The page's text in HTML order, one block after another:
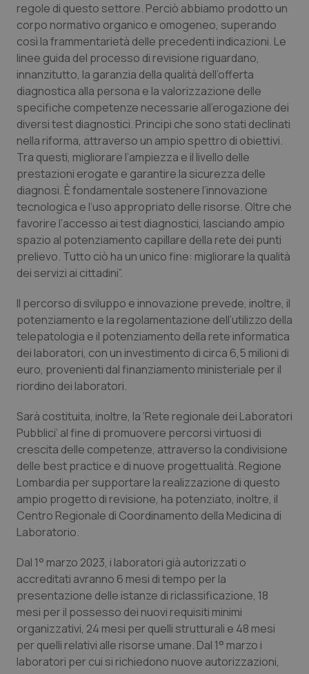
Marche
Molise
Piemonte
Provincia Autonoma di Bolzano
Provincia Autonoma di Trento
Puglia
Sardegna
Sicilia
Toscana
Umbria
Valle D’Aosta
Donna & Salute
Epatiti
HIV
Infezioni & Febbre
Ipertensione & Scompenso
Malattie rare
Malattia di Crohn & Rettocolite Ulcerosa
Neuroscienze & patologie neurodegenerative
Obesità
Oftalmologia
Oncodermatologia
Oncologia & Nutrizione
Psoriasi & pelle
Quotidiano Cardiologia
Quotidiano Oncologia
Quotidiano Pediatria
Rene & patologie urogenitali
regole di questo settore. Perciò abbiamo prodotto un
corpo normativo organico e omogeneo, superando
così la frammentarietà delle precedenti indicazioni. Le
linee guida del processo di revisione riguardano,
innanzitutto, la garanzia della qualità dell’offerta
diagnostica alla persona e la valorizzazione delle
specifiche competenze necessarie all’erogazione dei
diversi test diagnostici. Principi che sono stati declinati
nella riforma, attraverso un ampio spettro di obiettivi.
Tra questi, migliorare l’ampiezza e il livello delle
prestazioni erogate e garantire la sicurezza delle
diagnosi. È fondamentale sostenere l’innovazione
tecnologica e l’uso appropriato delle risorse. Oltre che
favorire l’accesso ai test diagnostici, lasciando ampio
spazio al potenziamento capillare della rete dei punti
prelievo. Tutto ciò ha un unico fine: migliorare la qualità
dei servizi ai cittadini”.
Il percorso di sviluppo e innovazione prevede, inoltre, il
potenziamento e la regolamentazione dell’utilizzo della
telepatologia e il potenziamento della rete informatica
dei laboratori, con un investimento di circa 6,5 milioni di
euro, provenienti dal finanziamento ministeriale per il
riordino dei laboratori.
Sarà costituita, inoltre, la ‘Rete regionale dei Laboratori
Pubblici’ al fine di promuovere percorsi virtuosi di
crescita delle competenze, attraverso la condivisione
delle best practice e di nuove progettualità. Regione
Lombardia per supportare la realizzazione di questo
ampio progetto di revisione, ha potenziato, inoltre, il
Centro Regionale di Coordinamento della Medicina di
Laboratorio.
Dal 1° marzo 2023, i laboratori già autorizzati o
accreditati avranno 6 mesi di tempo per la
presentazione delle istanze di riclassificazione, 18
mesi per il possesso dei nuovi requisiti minimi
organizzativi, 24 mesi per quelli strutturali e 48 mesi
per quelli relativi alle risorse umane. Dal 1° marzo i
laboratori per cui si richiedono nuove autorizzazioni,